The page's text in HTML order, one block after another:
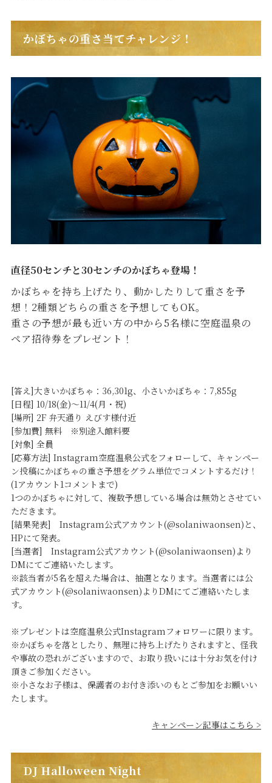
かぼちゃの重さ当てチャレンジ！
直径50センチと30センチのかぼちゃ登場！
かぼちゃを持ち上げたり、動かしたりして重さを予
想！2種類どちらの重さを予想してもOK。
重さの予想が最も近い方の中から5名様に空庭温泉の
ペア招待券をプレゼント！
[答え]大きいかぼちゃ：36,301g、小さいかぼちゃ：7,855g
[日程] 10/18(金)～11/4(月・祝)
[場所] 2F 弁天通り えびす様付近
[参加費] 無料 ※別途入館料要
[対象] 全員
[応募方法] Instagram空庭温泉公式をフォローして、キャンペー
ン投稿にかぼちゃの重さ予想をグラム単位でコメントするだけ！
(1アカウント1コメントまで)
1つのかぼちゃに対して、複数予想している場合は無効とさせてい
ただきます。
[結果発表] Instagram公式アカウント(@solaniwaonsen)と、
HPにて発表。
[当選者] Instagram公式アカウント(@solaniwaonsen)より
DMにてご連絡いたします。
※該当者が5名を超えた場合は、抽選となります。当選者には公
式アカウント(@solaniwaonsen)よりDMにてご連絡いたしま
す。
※プレゼントは空庭温泉公式Instagramフォロワーに限ります。
※かぼちゃを落としたり、無理に持ち上げたりされますと、怪我
や事故の恐れがございますので、お取り扱いには十分お気を付け
頂きご参加ください。
※小さなお子様は、保護者のお付き添いのもとご参加をお願いい
たします。
キャンペーン記事はこちら >
DJ Halloween Night